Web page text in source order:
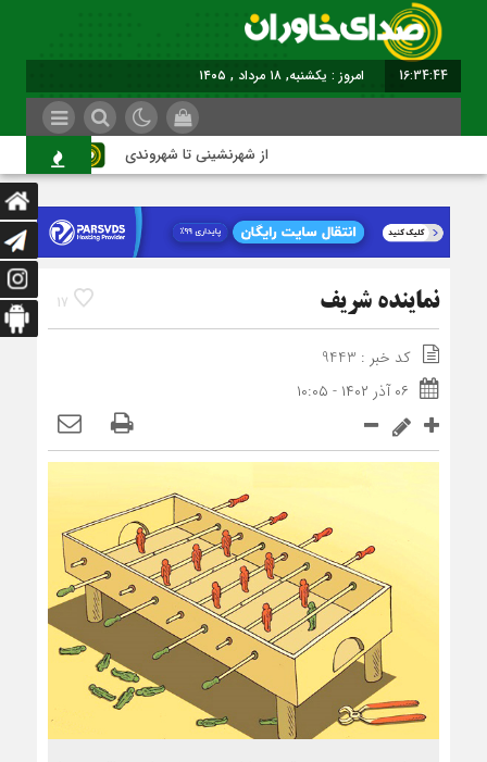
16:34:45 امروز : یکشنبه, ۱۸ مرداد , ۱۴۰۵
از شهرنشینی تا شهروندی
17 نماینده شریف
کد خبر : 9443
۰۶ آذر ۱۴۰۲ - ۱۰:۰۵